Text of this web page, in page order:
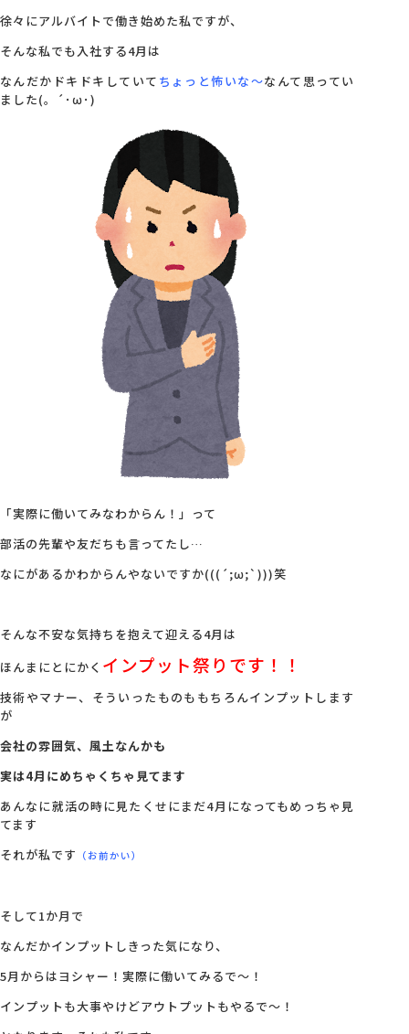
徐々にアルバイトで働き始めた私ですが、
そんな私でも入社する4月は
なんだかドキドキしていて ちょっと怖いな～なんて思ってい
ました(。´･ω･)
「実際に働いてみなわからん！」って
部活の先輩や友だちも言ってたし…
なにがあるかわからんやないですか(((´;ω;`)))笑
そんな不安な気持ちを抱えて迎える4月は
ほんまにとにかく インプット祭りです！！
技術やマナー、そういったものももちろんインプットします
が
会社の雰囲気、風土なんかも
実は4月にめちゃくちゃ見てます
あんなに就活の時に見たくせにまだ4月になってもめっちゃ見
てます
それが私です （お前かい）
そして1か月で
なんだかインプットしきった気になり、
5月からはヨシャー！実際に働いてみるで～！
インプットも大事やけどアウトプットもやるで～！